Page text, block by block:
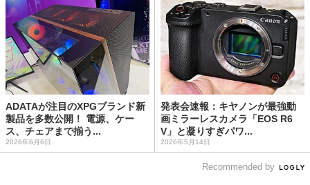
ADATAが注目のXPGブランド新
製品を多数公開！ 電源、ケー
ス、チェアまで揃う...
2026年6月6日
発表会速報：キヤノンが最強動
画ミラーレスカメラ「EOS R6
V」と凝りすぎパワ...
2026年5月14日
Recommended by